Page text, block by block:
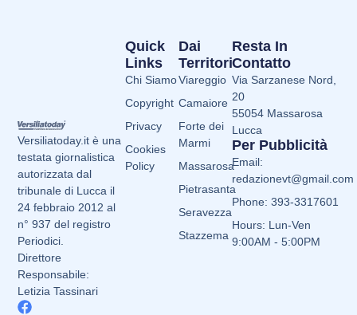
Versiliatoday.it è una
testata giornalistica
autorizzata dal
tribunale di Lucca il
24 febbraio 2012 al
n° 937 del registro
Periodici.
Direttore
Responsabile:
Letizia Tassinari
Dai
Territori
Viareggio
Camaiore
Forte dei
Marmi
Massarosa
Pietrasanta
Seravezza
Stazzema
Quick
Links
Chi Siamo
Copyright
Privacy
Cookies
Policy
Resta In
Contatto
Via Sarzanese Nord,
20
55054 Massarosa
Lucca
Per Pubblicità
Email:
redazionevt@gmail.com
Phone: 393-3317601
Hours: Lun-Ven
9:00AM - 5:00PM